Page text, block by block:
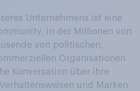
Unternehmens ist eine
in der Millionen von
von politischen,
Organisationen
Konversation über ihre
und Marken